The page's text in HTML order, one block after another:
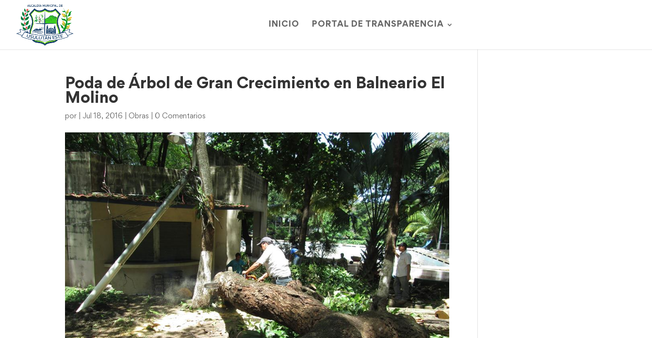
INICIO PORTAL DE TRANSPARENCIA
Poda de Árbol de Gran Crecimiento en Balneario El
Molino
por Jul 18, 2016 Obras 0 Comentarios